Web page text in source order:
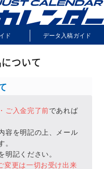
ド データ入稿ガイド
ついて